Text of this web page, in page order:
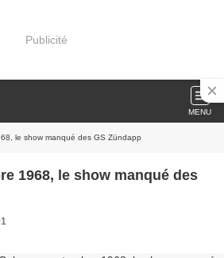
Publicité
MENU
le show manqué des GS Zündapp
1968, le show manqué des